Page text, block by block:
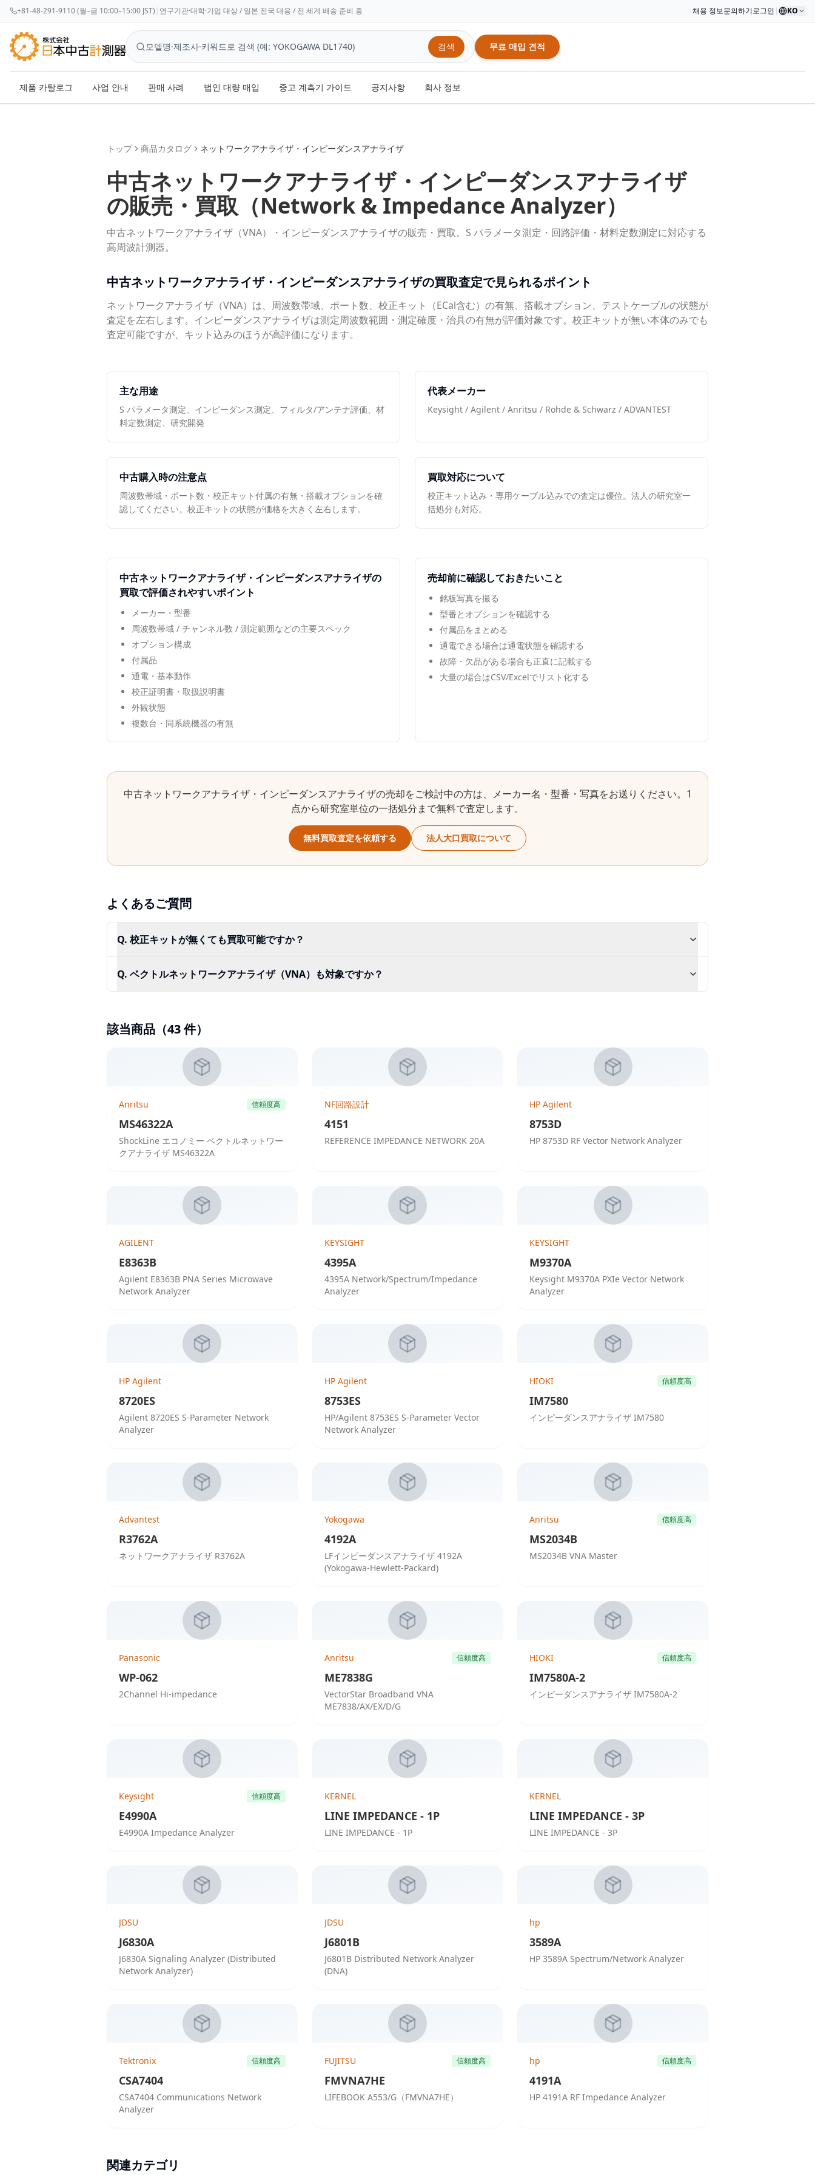
+81-48-291-9110 (월–금 10:00–15:00 JST) | 연구기관·대학·기업 대상 / 일본 전국 대응 / 전 세계 배송 준비 중 채용 정보문의하기로그인 | KO
검색 무료 매입 견적
제품 카탈로그 사업 안내 판매 사례 법인 대량 매입 중고 계측기 가이드 공지사항 회사 정보
トップ 商品カタログ ネットワークアナライザ・インピーダンスアナライザ
中古ネットワークアナライザ・インピーダンスアナライザ
の販売・買取（Network & Impedance Analyzer）
中古ネットワークアナライザ（VNA）・インピーダンスアナライザの販売・買取。S パラメータ測定・回路評価・材料定数測定に対応する
高周波計測器。
中古ネットワークアナライザ・インピーダンスアナライザの買取査定で見られるポイント
ネットワークアナライザ（VNA）は、周波数帯域、ポート数、校正キット（ECal含む）の有無、搭載オプション、テストケーブルの状態が
査定を左右します。インピーダンスアナライザは測定周波数範囲・測定確度・治具の有無が評価対象です。校正キットが無い本体のみでも
査定可能ですが、キット込みのほうが高評価になります。
主な用途
S パラメータ測定、インピーダンス測定、フィルタ/アンテナ評価、材
料定数測定、研究開発
代表メーカー
Keysight / Agilent / Anritsu / Rohde & Schwarz / ADVANTEST
中古購入時の注意点
周波数帯域・ポート数・校正キット付属の有無・搭載オプションを確
認してください。校正キットの状態が価格を大きく左右します。
買取対応について
校正キット込み・専用ケーブル込みでの査定は優位。法人の研究室一
括処分も対応。
中古ネットワークアナライザ・インピーダンスアナライザの
買取で評価されやすいポイント
メーカー・型番
周波数帯域 / チャンネル数 / 測定範囲などの主要スペック
オプション構成
付属品
通電・基本動作
校正証明書・取扱説明書
外観状態
複数台・同系統機器の有無
売却前に確認しておきたいこと
銘板写真を撮る
型番とオプションを確認する
付属品をまとめる
通電できる場合は通電状態を確認する
故障・欠品がある場合も正直に記載する
大量の場合はCSV/Excelでリスト化する
中古ネットワークアナライザ・インピーダンスアナライザの売却をご検討中の方は、メーカー名・型番・写真をお送りください。1
点から研究室単位の一括処分まで無料で査定します。
無料買取査定を依頼する 法人大口買取について
よくあるご質問
Q. 校正キットが無くても買取可能ですか？
Q. ベクトルネットワークアナライザ（VNA）も対象ですか？
該当商品（43件）
Anritsu 信頼度高
MS46322A
ShockLine エコノミー ベクトルネットワー
クアナライザ MS46322A
NF回路設計
4151
REFERENCE IMPEDANCE NETWORK 20A
HP Agilent
8753D
HP 8753D RF Vector Network Analyzer
AGILENT
E8363B
Agilent E8363B PNA Series Microwave
Network Analyzer
KEYSIGHT
4395A
4395A Network/Spectrum/Impedance
Analyzer
KEYSIGHT
M9370A
Keysight M9370A PXIe Vector Network
Analyzer
HP Agilent
8720ES
Agilent 8720ES S-Parameter Network
Analyzer
HP Agilent
8753ES
HP/Agilent 8753ES S-Parameter Vector
Network Analyzer
HIOKI 信頼度高
IM7580
インピーダンスアナライザ IM7580
Advantest
R3762A
ネットワークアナライザ R3762A
Yokogawa
4192A
LFインピーダンスアナライザ 4192A
(Yokogawa-Hewlett-Packard)
Anritsu 信頼度高
MS2034B
MS2034B VNA Master
Panasonic
WP-062
2Channel Hi-impedance
Anritsu 信頼度高
ME7838G
VectorStar Broadband VNA
ME7838/AX/EX/D/G
HIOKI 信頼度高
IM7580A-2
インピーダンスアナライザ IM7580A-2
Keysight 信頼度高
E4990A
E4990A Impedance Analyzer
KERNEL
LINE IMPEDANCE - 1P
LINE IMPEDANCE - 1P
KERNEL
LINE IMPEDANCE - 3P
LINE IMPEDANCE - 3P
JDSU
J6830A
J6830A Signaling Analyzer (Distributed
Network Analyzer)
JDSU
J6801B
J6801B Distributed Network Analyzer
(DNA)
hp
3589A
HP 3589A Spectrum/Network Analyzer
Tektronix 信頼度高
CSA7404
CSA7404 Communications Network
Analyzer
FUJITSU 信頼度高
FMVNA7HE
LIFEBOOK A553/G（FMVNA7HE）
hp 信頼度高
4191A
HP 4191A RF Impedance Analyzer
関連カテゴリ